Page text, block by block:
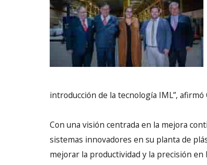
introducción de la tecnología IML”,
Con una visión centrada en la mejora
sistemas innovadores en su planta de
mejorar la productividad y la precisión